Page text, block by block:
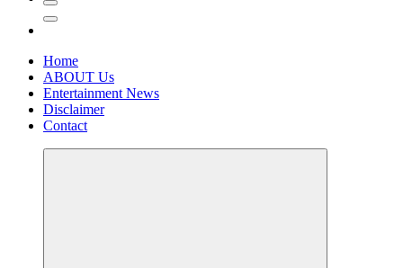
Home
ABOUT Us
Entertainment News
Disclaimer
Contact